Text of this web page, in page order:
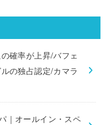
確率が上昇/バフェ
の独占認定/カマラ
｜オールイン・スペ